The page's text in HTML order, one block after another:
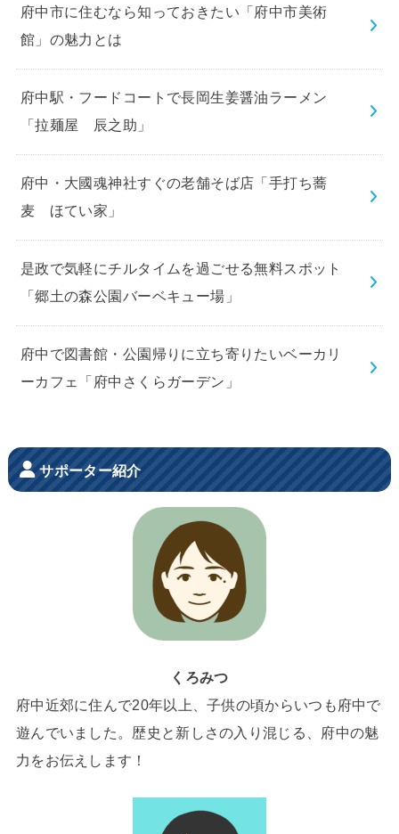
府中市に住むなら知っておきたい「府中市美術
館」の魅力とは
府中駅・フードコートで長岡生姜醤油ラーメン
「拉麺屋 辰之助」
府中・大國魂神社すぐの老舗そば店「手打ち蕎
麦 ほてい家」
是政で気軽にチルタイムを過ごせる無料スポット
「郷土の森公園バーベキュー場」
府中で図書館・公園帰りに立ち寄りたいベーカリ
ーカフェ「府中さくらガーデン」
サポーター紹介
くろみつ
府中近郊に住んで20年以上、子供の頃からいつも府中で
遊んでいました。歴史と新しさの入り混じる、府中の魅
力をお伝えします！